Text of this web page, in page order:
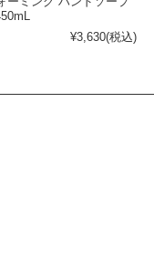
¥3,630(税込)